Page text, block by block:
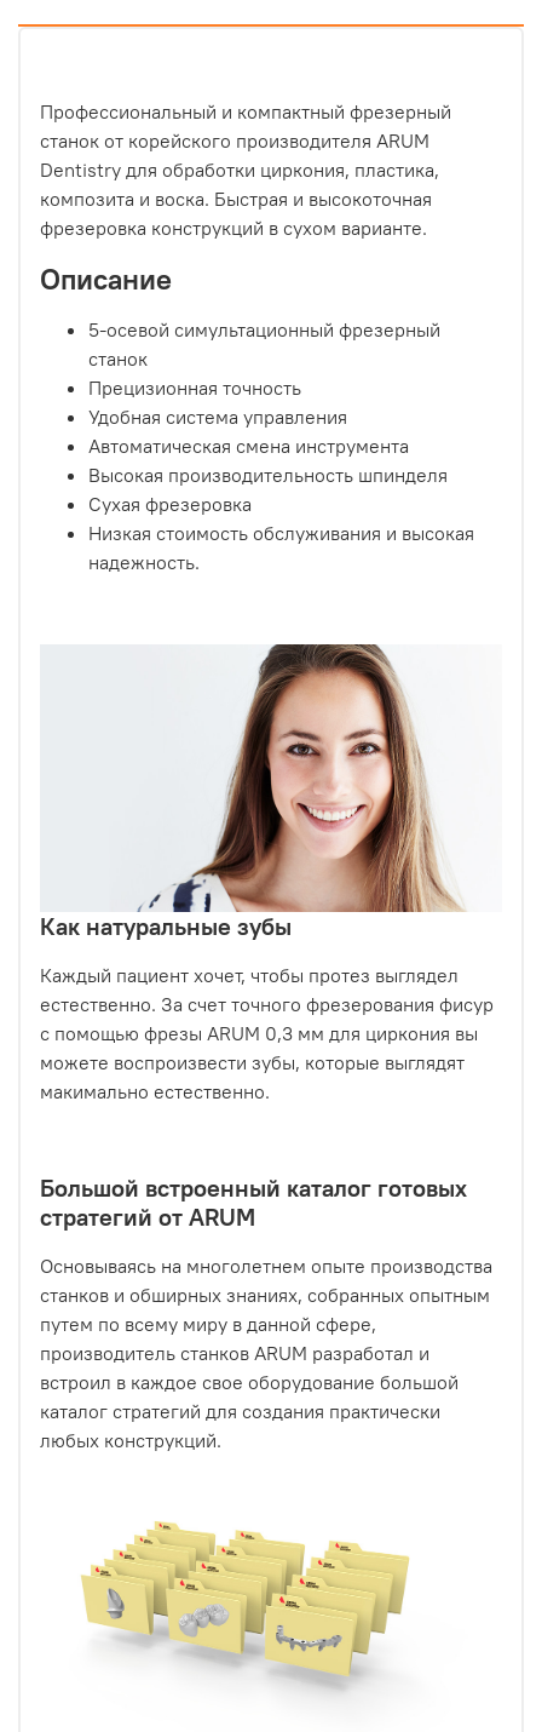
Профессиональный и компактный фрезерный
станок от корейского производителя ARUM
Dentistry для обработки циркония, пластика,
композита и воска. Быстрая и высокоточная
фрезеровка конструкций в сухом варианте.
Описание
5-осевой симультационный фрезерный
станок
Прецизионная точность
Удобная система управления
Автоматическая смена инструмента
Высокая производительность шпинделя
Сухая фрезеровка
Низкая стоимость обслуживания и высокая
надежность.
Как натуральные зубы
Каждый пациент хочет, чтобы протез выглядел
естественно. За счет точного фрезерования фисур
с помощью фрезы ARUM 0,3 мм для циркония вы
можете воспроизвести зубы, которые выглядят
макимально естественно.
Большой встроенный каталог готовых
стратегий от ARUM
Основываясь на многолетнем опыте производства
станков и обширных знаниях, собранных опытным
путем по всему миру в данной сфере,
производитель станков ARUM разработал и
встроил в каждое свое оборудование большой
каталог стратегий для создания практически
любых конструкций.